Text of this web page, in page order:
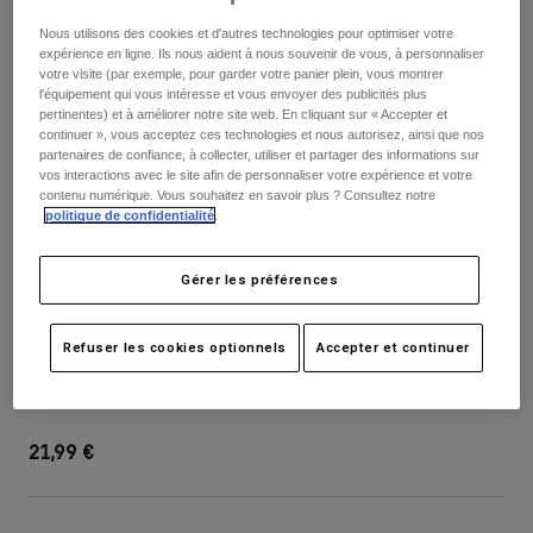
Pantalons
Shorts
Vestes
Gants
Protections
Masques
Pantalons
Gants
Vestes
Protections
Masques
Sacs et accessoires
Chemises
Voir tout
Femme
T-shirts et tops
Sweats et Pulls
Vestes
Chemises
Voir tout
Protections
Masques
Chaussettes
Voir tout
Moto
Maillots
Pantalons
Boîtiers Vue Avec Fixations
21,99 €
Nous utilisons des cookies et d'autres technologies pour optimiser votre
expérience en ligne. Ils nous aident à nous souvenir de vous, à personnaliser
votre visite (par exemple, pour garder votre panier plein, vous montrer
l'équipement qui vous intéresse et vous envoyer des publicités plus
pertinentes) et à améliorer notre site web. En cliquant sur « Accepter et
continuer », vous acceptez ces technologies et nous autorisez, ainsi que nos
partenaires de confiance, à collecter, utiliser et partager des informations sur
vos interactions avec le site afin de personnaliser votre expérience et votre
contenu numérique. Vous souhaitez en savoir plus ? Consultez notre
politique de confidentialité
Gérer les préférences
Refuser les cookies optionnels Accepter et continuer